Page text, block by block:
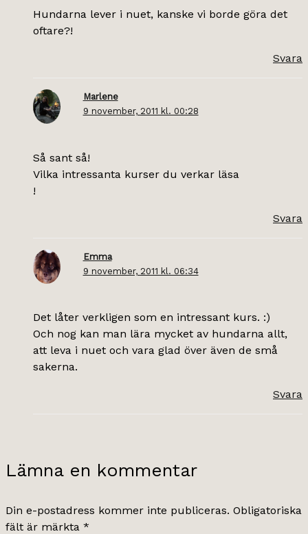
Hundarna lever i nuet, kanske vi borde göra det
oftare?!
Svara
Marlene
9 november, 2011 kl. 00:28
Så sant så!
Vilka intressanta kurser du verkar läsa
!
Svara
Emma
9 november, 2011 kl. 06:34
Det låter verkligen som en intressant kurs. :)
Och nog kan man lära mycket av hundarna allt,
att leva i nuet och vara glad över även de små
sakerna.
Svara
Lämna en kommentar
Din e-postadress kommer inte publiceras. Obligatoriska
fält är märkta *